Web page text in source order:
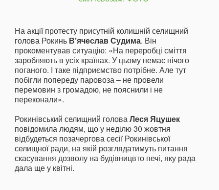
На акції протесту присутній колишній селищний
голова Рокинь В’ячеслав Судима. Він
прокоментував ситуацію: «На переробці сміття
заробляють в усіх країнах. У цьому немає нічого
поганого. І таке підприємство потрібне. Але тут
побігли попереду паровоза – не провели
перемовин з громадою, не пояснили і не
переконали».
Рокинівський селищний головаЛеся Яцушек
повідомила людям, що у неділю 30 жовтня
відбудеться позачергова сесії Рокинівської
селищної ради, на якій розглядатимуть питання
скасування дозволу на будівницвто печі, яку рада
дала ще у квітні.